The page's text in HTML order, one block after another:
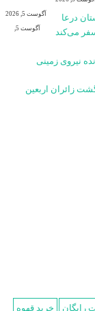
درعا آگوست 5, 2026
می‌کند آگوست 5,
نیروی زمینی
زائران اربعین
رایگان خرید قهوه